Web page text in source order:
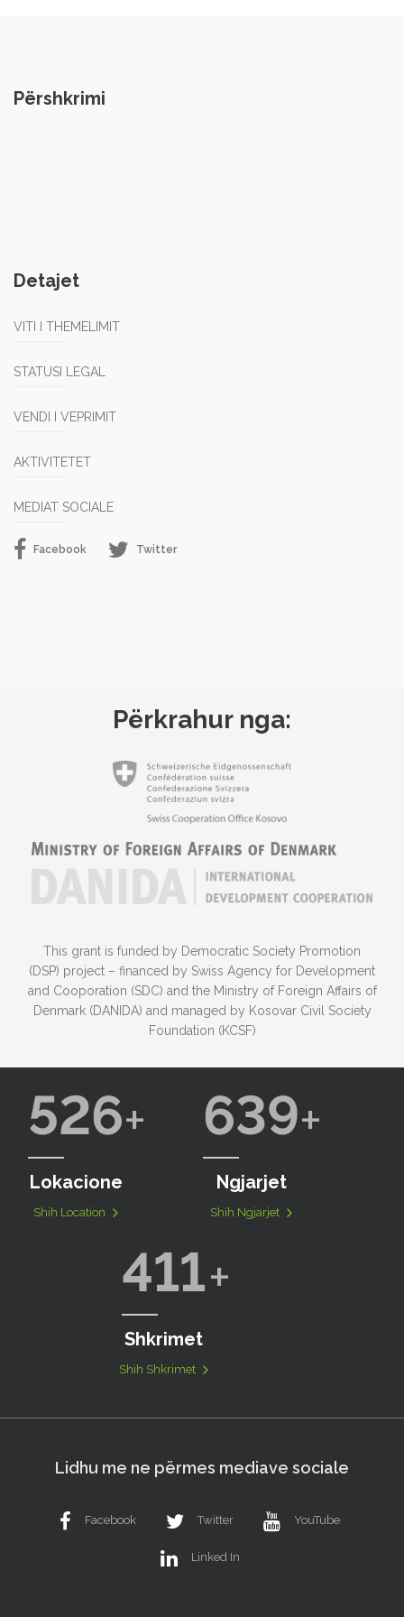
Përshkrimi
Detajet
VITI I THEMELIMIT
STATUSI LEGAL
VENDI I VEPRIMIT
AKTIVITETET
MEDIAT SOCIALE
Facebook Twitter
Përkrahur nga:
This grant is funded by Democratic Society Promotion
(DSP) project – financed by Swiss Agency for Development
and Cooporation (SDC) and the Ministry of Foreign Affairs of
Denmark (DANIDA) and managed by Kosovar Civil Society
Foundation (KCSF)
526
Lokacione
Shih Location
639
Ngjarjet
Shih Ngjarjet
411
Shkrimet
Shih Shkrimet
Lidhu me ne përmes mediave sociale
Facebook Twitter YouTube
Linked In